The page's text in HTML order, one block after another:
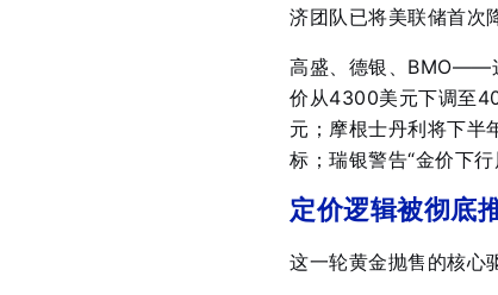
济团队已将美联储首次
高盛、德银、BMO——
价从4300美元下调至
元 ；摩根士丹利将下
标 ；瑞银警告“金价下
定价逻辑被彻底
这一轮黄金抛售的核心